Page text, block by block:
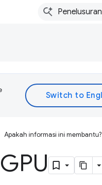
Apakah informasi ini membantu?
GPU